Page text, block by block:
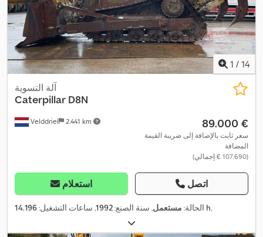
1 / 14
Velddriel 2.441 km
آلة التسوية
Caterpillar D8N
‏89.000 €
سعر ثابت بالإضافة إلى ضريبة القيمة
المضافة
(‏107.690 € إجمالي)
استعلام اتصل
الحالة: مستعمل, سنة الصنع:1992, ساعات التشغيل: 14.196 h,